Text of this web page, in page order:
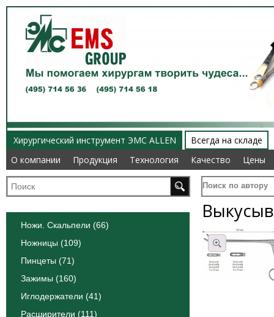
Хирургический инструмент ЭМС ALLEN
О компании
Продукция Технология Качество Цены
Всегда на складе
О компании
Продукция Технология Качество Цены
Поиск по автору
Ножи. Скальпели (66)
Ножницы (109)
Пинцеты (71)
Зажимы (160)
Иглодержатели (41)
Расширители (111)